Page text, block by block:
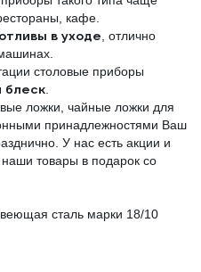
кафе.
в уходе , отлично
столовые приборы
блеск
ложки, чайные ложки для
принадлежностями Ваш
У нас есть акции и
товары в подарок со
сталь марки 18/10